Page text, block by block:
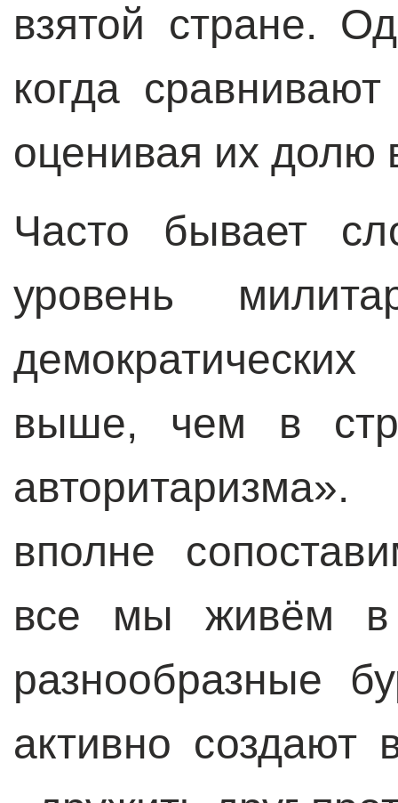
взятой стране.
когда
оценивая их долю
Часто бывает
уровень
выше, чем в
вполне
все мы живём в
разнообразные
активно создают